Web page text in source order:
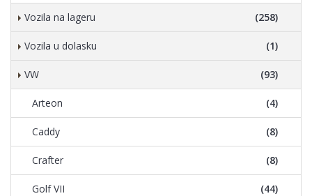
Vozila na lageru (258)
Vozila u dolasku (1)
VW (93)
Arteon (4)
Caddy (8)
Crafter (8)
Golf VII (44)